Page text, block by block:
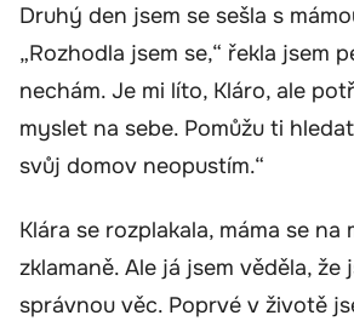
Druhý den jsem se sešla s
„Rozhodla jsem se,“ řekla jsem
nechám. Je mi líto, Kláro, ale
myslet na sebe. Pomůžu ti
svůj domov neopustím.“
Klára se rozplakala, máma se na
zklamaně. Ale já jsem věděla, že
správnou věc. Poprvé v životě